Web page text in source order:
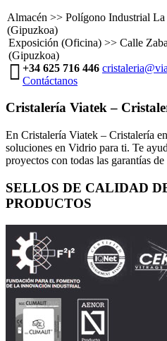
Almacén >> Polígono Industrial
(Gipuzkoa)
Exposición (Oficina) >> Calle
(Gipuzkoa)
+34 625 716 446
Contáctanos
Cristalería Viatek –
En Cristalería Viatek – Cristalería
soluciones en Vidrio para ti. Te
proyectos con todas las garantías
SELLOS DE CALIDAD
PRODUCTOS